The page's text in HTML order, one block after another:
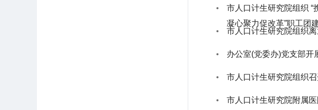
市人口计生研究院组织 “
凝心聚力促改革”职工团
市人口计生研究院附属